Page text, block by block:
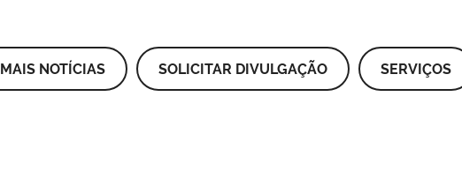
MAIS NOTÍCIAS SOLICITAR DIVULGAÇÃO SERVIÇOS